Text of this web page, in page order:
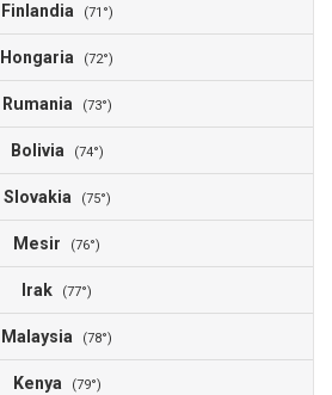
Finlandia (71°)
Hongaria (72°)
Rumania (73°)
Bolivia (74°)
Slovakia (75°)
Mesir (76°)
Irak (77°)
Malaysia (78°)
Kenya (79°)